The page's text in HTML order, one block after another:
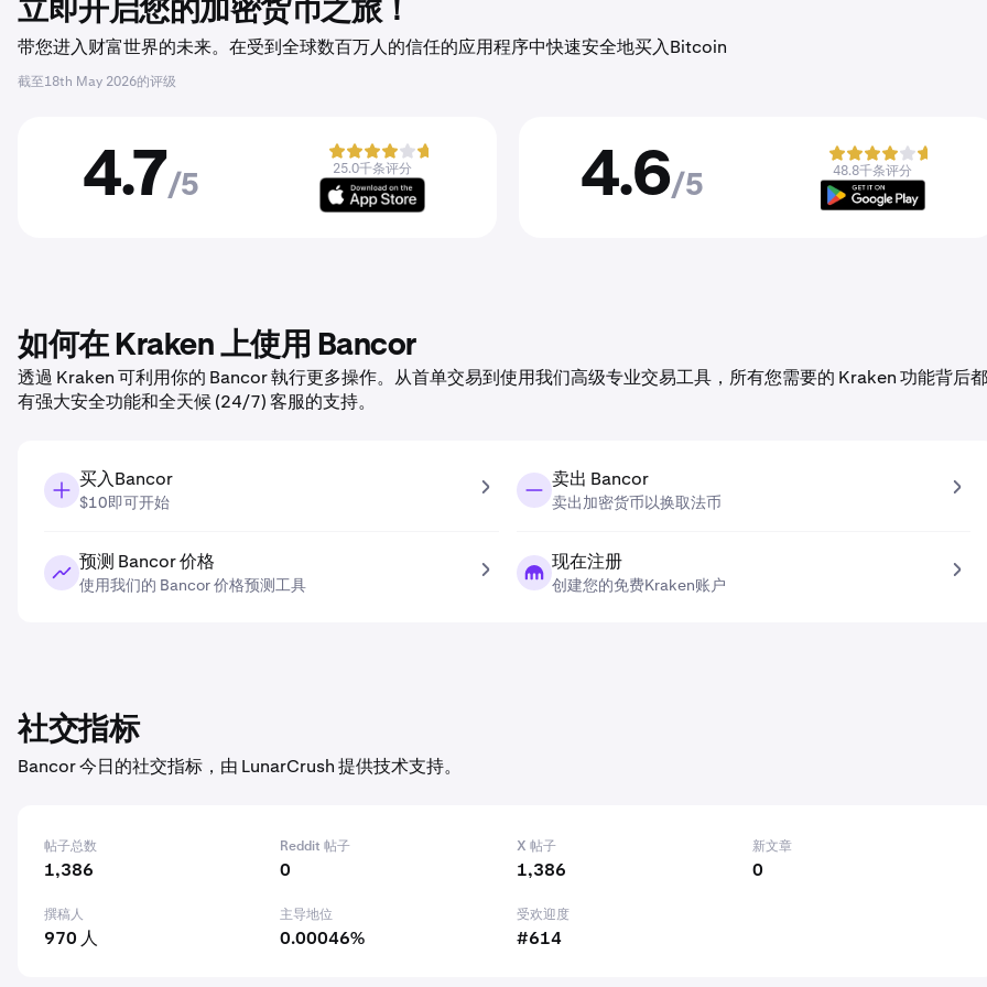
立即开启您的加密货币之旅！
带您进入财富世界的未来。在受到全球数百万人的信任的应用程序中快速安全地买入Bitcoin
截至18th May 2026的评级
4.7/5
25.0千条评分 4.6/5
48.8千条评分
如何在 Kraken 上使用 Bancor
透過 Kraken 可利用你的 Bancor 執行更多操作。从首单交易到使用我们高级专业交易工具，所有您需要的 Kraken 功能背后都
有强大安全功能和全天候 (24/7) 客服的支持。
买入Bancor
$10即可开始
卖出 Bancor
卖出加密货币以换取法币
预测 Bancor 价格
使用我们的 Bancor 价格预测工具
现在注册
创建您的免费Kraken账户
社交指标
Bancor 今日的社交指标，由 LunarCrush 提供技术支持。
帖子总数
1,386
Reddit 帖子
0
X 帖子
1,386
新文章
0
撰稿人
970 人
主导地位
0.00046%
受欢迎度
#614